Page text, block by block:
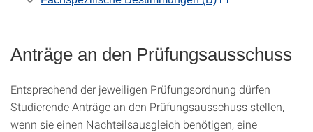
Anträge an den Prüfungsausschuss
Entsprechend der jeweiligen Prüfungsordnung dürfen
Studierende Anträge an den Prüfungsausschuss stellen,
wenn sie einen Nachteilsausgleich benötigen, eine